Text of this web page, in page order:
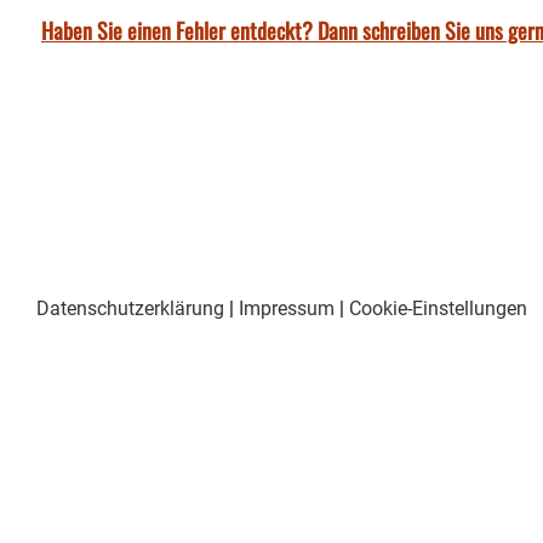
Haben Sie einen Fehler entdeckt? Dann schreiben Sie uns
Datenschutzerklärung | Impressum | Cookie-Einstellungen